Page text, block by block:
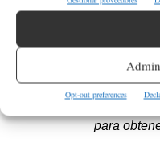
Opt-out preferences
para